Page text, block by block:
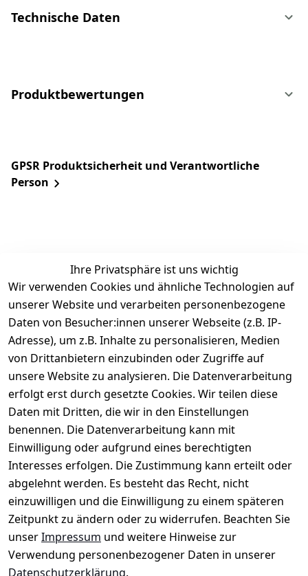
Technische Daten
Produktbewertungen
GPSR Produktsicherheit und Verantwortliche
Person
Ihre Privatsphäre ist uns wichtig
Wir verwenden Cookies und ähnliche Technologien auf
unserer Website und verarbeiten personenbezogene
Daten von Besucher:innen unserer Webseite (z.B. IP-
Adresse), um z.B. Inhalte zu personalisieren, Medien
von Drittanbietern einzubinden oder Zugriffe auf
unsere Website zu analysieren. Die Datenverarbeitung
erfolgt erst durch gesetzte Cookies. Wir teilen diese
Daten mit Dritten, die wir in den Einstellungen
benennen. Die Datenverarbeitung kann mit
Einwilligung oder aufgrund eines berechtigten
Interesses erfolgen. Die Zustimmung kann erteilt oder
abgelehnt werden. Es besteht das Recht, nicht
einzuwilligen und die Einwilligung zu einem späteren
Zeitpunkt zu ändern oder zu widerrufen. Beachten Sie
unserImpressum und weitere Hinweise zur
Verwendung personenbezogener Daten in unserer
Datenschutzerklärung.
Rechtliches
AGB
Impressum
Datenschutze
rklärung
Barrierefreihe
itserklärung
Widerrufsrec
ht
Service
Kontakt
Registrieren
Rechnungska
Kontakt
↺ 30 Tage
Widerrufsre
cht
Informatio
nen
Retourenlage
r: Eichenallee
3, 06184
Kabelsketal
Telefon: +49
1512 6260858
E-Mail:
info@konsyst
em.de
Blog und
Wissensdaten
bank
Über uns
★★★★☆
Top-Verkäufer
★★★★★
Bewertungen
Über 228.000